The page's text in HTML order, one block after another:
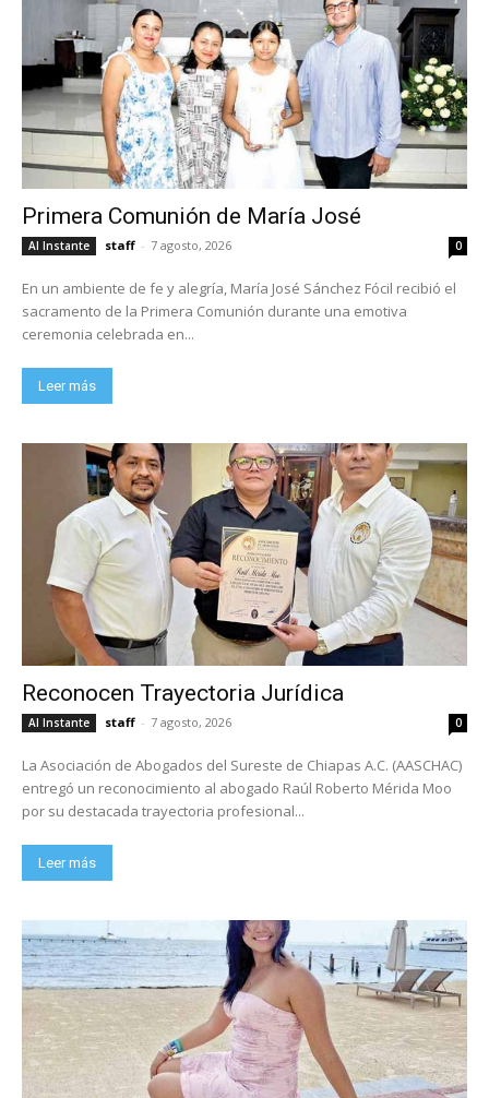
Primera Comunión de María José
Al Instante staff - 7 agosto, 2026 0
En un ambiente de fe y alegría, María José Sánchez Fócil recibió el
sacramento de la Primera Comunión durante una emotiva
ceremonia celebrada en...
Leer más
Reconocen Trayectoria Jurídica
Al Instante staff - 7 agosto, 2026 0
La Asociación de Abogados del Sureste de Chiapas A.C. (AASCHAC)
entregó un reconocimiento al abogado Raúl Roberto Mérida Moo
por su destacada trayectoria profesional...
Leer más